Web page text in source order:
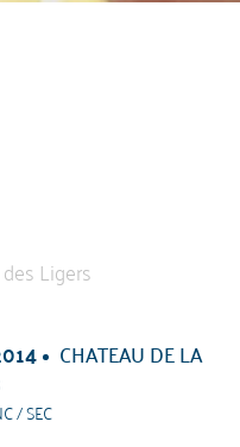
CHATEAU DE LA
/ SEC